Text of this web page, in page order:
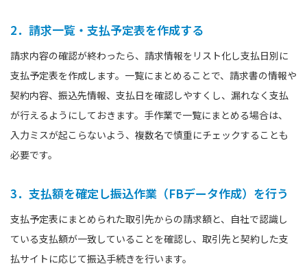
2．請求一覧・支払予定表を作成する
請求内容の確認が終わったら、請求情報をリスト化し支払日別に
支払予定表を作成します。一覧にまとめることで、請求書の情報や
契約内容、振込先情報、支払日を確認しやすくし、漏れなく支払
が行えるようにしておきます。手作業で一覧にまとめる場合は、
入力ミスが起こらないよう、複数名で慎重にチェックすることも
必要です。
3．支払額を確定し振込作業（FBデータ作成）を行う
支払予定表にまとめられた取引先からの請求額と、自社で認識し
ている支払額が一致していることを確認し、取引先と契約した支
払サイトに応じて振込手続きを行います。